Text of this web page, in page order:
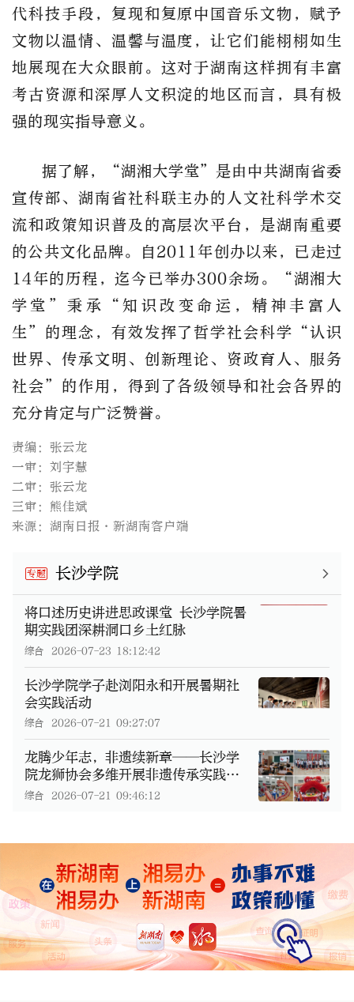
代科技手段，复现和复原中国音乐文物，赋予
文物以温情、温馨与温度，让它们能栩栩如生
地展现在大众眼前。这对于湖南这样拥有丰富
考古资源和深厚人文积淀的地区而言，具有极
强的现实指导意义。
据了解， “湖湘大学堂”是由 中共湖南省委
宣传部、 湖南省社科联主办的人文社科学术交
流和政策知识普及的高层次平台，是湖南重要
的公共文化品牌。自2011年创办以来，已走过
14年的历程，迄今已举办300余场。“湖湘大
学堂”秉承“知识改变命运，精神丰富人
生”的理念，有效发挥了哲学社会科学“认识
世界、传承文明、创新理论、资政育人、服务
社会”的作用，得到了各级领导和社会各界的
充分肯定与广泛赞誉。
责编：张云龙
一审：刘宇慧
二审：张云龙
三审：熊佳斌
来源：湖南日报·新湖南客户端
专题 长沙学院
将口述历史讲进思政课堂 长沙学院暑
期实践团深耕洞口乡土红脉
综合 2026-07-23 18:12:42
长沙学院学子赴浏阳永和开展暑期社
会实践活动
综合 2026-07-21 09:27:07
龙腾少年志，非遗续新章——长沙学
院龙狮协会多维开展非遗传承实践活
动
综合 2026-07-21 09:46:12